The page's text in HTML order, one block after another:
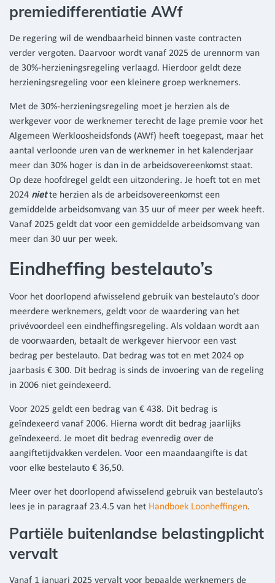
premiedifferentiatie AWf
De regering wil de wendbaarheid binnen vaste contracten
verder vergoten. Daarvoor wordt vanaf 2025 de urennorm van
de 30%-herzieningsregeling verlaagd. Hierdoor geldt deze
herzieningsregeling voor een kleinere groep werknemers.
Met de 30%-herzieningsregeling moet je herzien als de
werkgever voor de werknemer terecht de lage premie voor het
Algemeen Werkloosheidsfonds (AWf) heeft toegepast, maar het
aantal verloonde uren van de werknemer in het kalenderjaar
meer dan 30% hoger is dan in de arbeidsovereenkomst staat.
Op deze hoofdregel geldt een uitzondering. Je hoeft tot en met
2024 niette herzien als de arbeidsovereenkomst een
gemiddelde arbeidsomvang van 35 uur of meer per week heeft.
Vanaf 2025 geldt dat voor een gemiddelde arbeidsomvang van
meer dan 30 uur per week.
Eindheffing bestelauto’s
Voor het doorlopend afwisselend gebruik van bestelauto’s door
meerdere werknemers, geldt voor de waardering van het
privévoordeel een eindheffingsregeling. Als voldaan wordt aan
de voorwaarden, betaalt de werkgever hiervoor een vast
bedrag per bestelauto. Dat bedrag was tot en met 2024 op
jaarbasis € 300. Dit bedrag is sinds de invoering van de regeling
in 2006 niet geïndexeerd.
Voor 2025 geldt een bedrag van € 438. Dit bedrag is
geïndexeerd vanaf 2006. Hierna wordt dit bedrag jaarlijks
geïndexeerd. Je moet dit bedrag evenredig over de
aangiftetijdvakken verdelen. Voor een maandaangifte is dat
voor elke bestelauto € 36,50.
Meer over het doorlopend afwisselend gebruik van bestelauto’s
lees je in paragraaf 23.4.5 van het Handboek Loonheffingen.
Partiële buitenlandse belastingplicht
vervalt
Vanaf 1 januari 2025 vervalt voor bepaalde werknemers de